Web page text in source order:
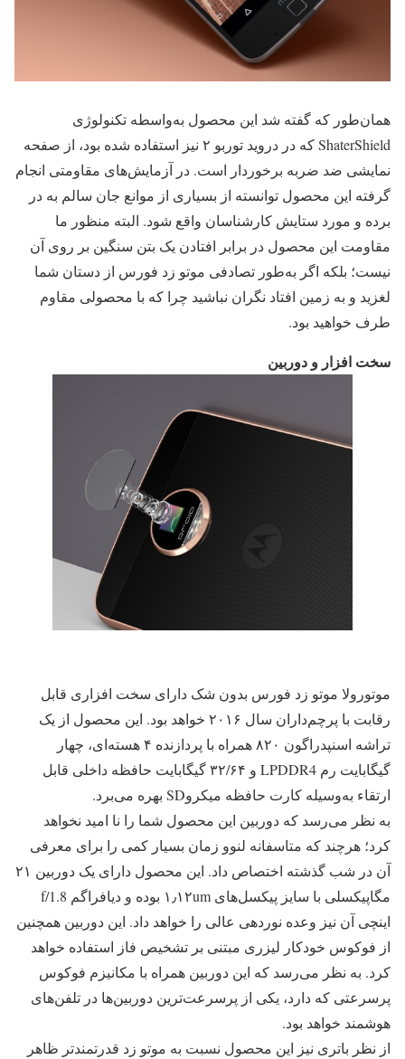
همان‌طور که گفته شد این محصول به‌واسطه تکنولوژی
ShaterShield که در دروید توربو ۲ نیز استفاده شده بود، از صفحه
نمایشی ضد ضربه برخوردار است. در آزمایش‌های مقاومتی انجام
گرفته این محصول توانسته از بسیاری از موانع جان سالم به در
برده و مورد ستایش کارشناسان واقع شود. البته منظور ما
مقاومت این محصول در برابر افتادن یک بتن سنگین بر روی آن
نیست؛ بلکه اگر به‌طور تصادفی موتو زد فورس از دستان شما
لغزید و به زمین افتاد نگران نباشید چرا که با محصولی مقاوم
طرف خواهید بود.
سخت افزار و دوربین
موتورولا موتو زد فورس بدون شک دارای سخت افزاری قابل
رقابت با پرچم‌داران سال ۲۰۱۶ خواهد بود. این محصول از یک
تراشه اسنپدراگون ۸۲۰ همراه با پردازنده ۴ هسته‌ای، چهار
گیگابایت رم LPDDR4 و ۳۲/۶۴ گیگابایت حافظه داخلی قابل
ارتقاء به‌وسیله کارت حافظه میکروSD بهره می‌برد.
به نظر می‌رسد که دوربین این محصول شما را نا امید نخواهد
کرد؛ هرچند که متاسفانه لنوو زمان بسیار کمی را برای معرفی
آن در شب گذشته اختصاص داد. این محصول دارای یک دوربین ۲۱
مگاپیکسلی با سایز پیکسل‌های ۱٫۱۲um بوده و دیافراگم f/1.8
اینچی آن نیز وعده نوردهی عالی را خواهد داد. این دوربین همچنین
از فوکوس خودکار لیزری مبتنی بر تشخیص فاز استفاده خواهد
کرد. به نظر می‌رسد که این دوربین همراه با مکانیزم فوکوس
پرسرعتی که دارد، یکی از پرسرعت‌ترین دوربین‌ها در تلفن‌های
هوشمند خواهد بود.
از نظر باتری نیز این محصول نسبت به موتو زد قدرتمندتر ظاهر